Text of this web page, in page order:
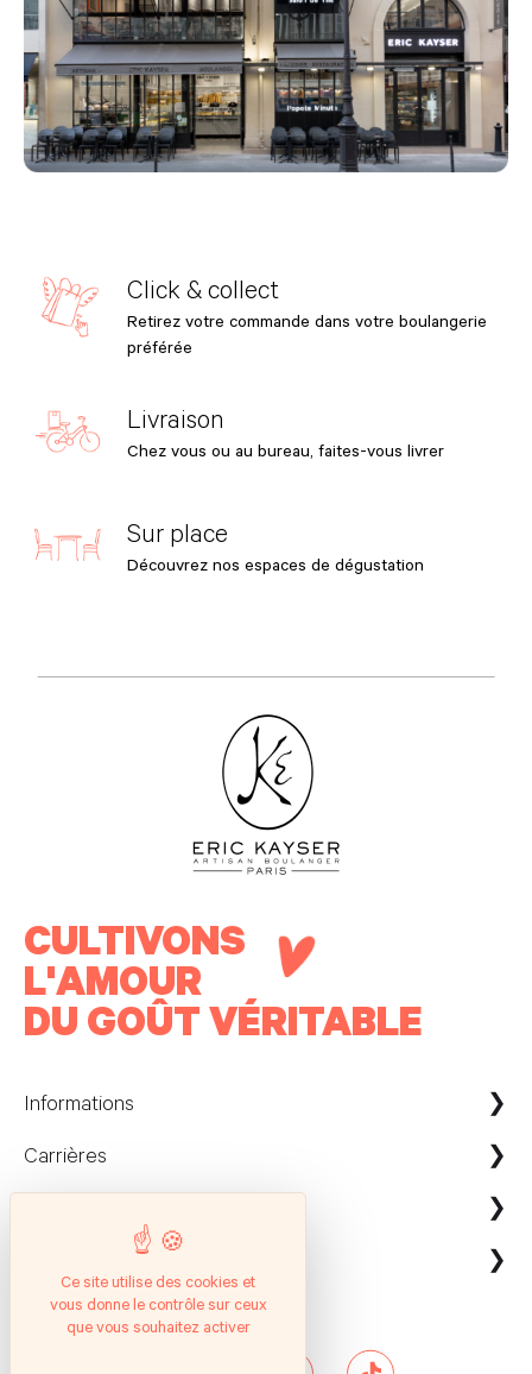
Click & collect
Retirez votre commande dans votre boulangerie
préférée
Livraison
Chez vous ou au bureau, faites-vous livrer
Sur place
Découvrez nos espaces de dégustation
CULTIVONS
L'AMOUR
DU GOÛT VÉRITABLE
Informations
Maison Kayser France
Carrières
Service client
Professionnels
Entreprises
Suivez nous
Ce site utilise des cookies et
vous donne le contrôle sur ceux
que vous souhaitez activer